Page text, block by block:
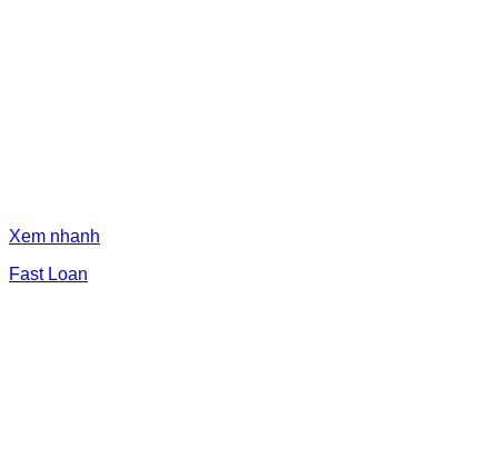
Xem nhanh
Fast Loan